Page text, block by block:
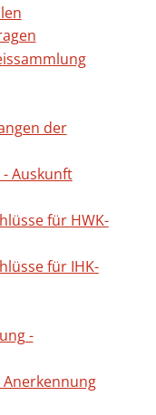
der
Auskunft
für HWK-
für IHK-
-
Anerkennung